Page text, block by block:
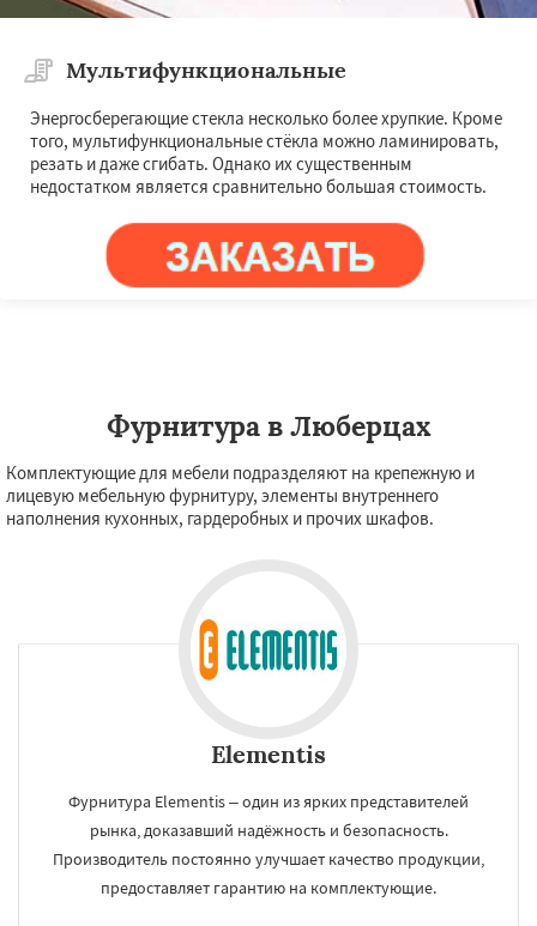
Мультифункциональные
Энергосберегающие стекла несколько более хрупкие. Кроме
того, мультифункциональные стёкла можно ламинировать,
резать и даже сгибать. Однако их существенным
недостатком является сравнительно большая стоимость.
Фурнитура в Люберцах
Комплектующие для мебели подразделяют на крепежную и
лицевую мебельную фурнитуру, элементы внутреннего
наполнения кухонных, гардеробных и прочих шкафов.
Elementis
Фурнитура Elementis – один из ярких представителей
рынка, доказавший надёжность и безопасность.
Производитель постоянно улучшает качество продукции,
предоставляет гарантию на комплектующие.